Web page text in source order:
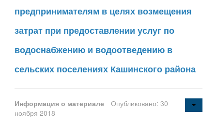
предпринимателям в целях возмещения
затрат при предоставлении услуг по
водоснабжению и водоотведению в
сельских поселениях Кашинского района
Информация о материале
Опубликовано: 30
ноября 2018